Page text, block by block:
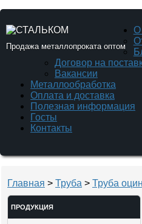
Продажа металлопроката оптом
О
Договор на
Вакансии
Металлообработка
Оплата и доставка
Полезная информация
Госты
Контакты
Главная > Труба > Труба
ПРОДУКЦИЯ